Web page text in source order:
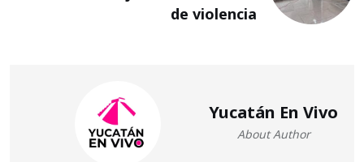
de violencia
Yucatán En Vivo
About Author